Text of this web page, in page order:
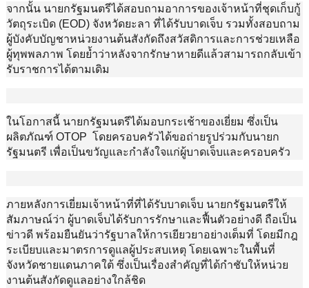
จากนั้น นายกรัฐมนตรีได้สอบถามอาการของเจ้าหน้าที่ชุดเก็บกู้
วัตถุระเบิด (EOD) จังหวัดยะลา ที่ได้รับบาดเจ็บ รวมทั้งสอบถาม
ผู้บังคับบัญชาหน่วยงานต้นสังกัดถึงสวัสดิการและการช่วยเหลือ
ผู้ทุพพลภาพ โดยย้ำว่าหลังจากรักษาหายดีแล้วสามารถกลับเข้า
รับราชการได้ตามเดิม
ในโอกาสนี้ นายกรัฐมนตรีได้มอบกระเช้าของเยี่ยม ซึ่งเป็น
ผลิตภัณฑ์ OTOP โดยครอบครัวได้ขอถ่ายรูปร่วมกับนายก
รัฐมนตรี เพื่อเป็นขวัญและกำลังใจแก่ผู้บาดเจ็บและครอบครัว
ภายหลังการเยี่ยมเจ้าหน้าที่ที่ได้รับบาดเจ็บ นายกรัฐมนตรีให้
สัมภาษณ์ว่า ผู้บาดเจ็บได้รับการรักษาและฟื้นตัวอย่างดี ถือเป็น
ข่าวดี พร้อมยืนยันว่ารัฐบาลให้การเยียวยาอย่างเต็มที่ โดยมีกฎ
ระเบียบและมาตรการดูแลผู้ประสบเหตุ โดยเฉพาะในพื้นที่
จังหวัดชายแดนภาคใต้ ซึ่งเป็นเรื่องสำคัญที่ได้กำชับให้หน่วย
งานต้นสังกัดดูแลอย่างใกล้ชิด